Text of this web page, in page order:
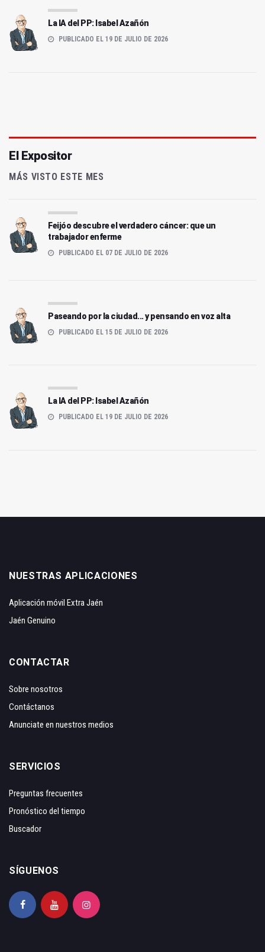
La IA del PP: Isabel Azañón
PUBLICADO EL 19 DE JULIO DE 2026
El Expositor
MÁS VISTO ESTE MES
Feijóo descubre el verdadero cáncer: que un
trabajador enferme
PUBLICADO EL 07 DE JULIO DE 2026
Paseando por la ciudad... y pensando en voz alta
PUBLICADO EL 15 DE JULIO DE 2026
La IA del PP: Isabel Azañón
PUBLICADO EL 19 DE JULIO DE 2026
NUESTRAS APLICACIONES
Aplicación móvil Extra Jaén
Jaén Genuino
CONTACTAR
Sobre nosotros
Contáctanos
Anunciate en nuestros medios
SERVICIOS
Preguntas frecuentes
Pronóstico del tiempo
Buscador
SÍGUENOS